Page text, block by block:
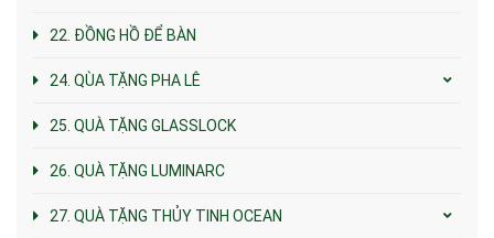
22. ĐỒNG HỒ ĐỂ BÀN
24. QÙA TẶNG PHA LÊ
25. QUÀ TẶNG GLASSLOCK
26. QUÀ TẶNG LUMINARC
27. QUÀ TẶNG THỦY TINH OCEAN